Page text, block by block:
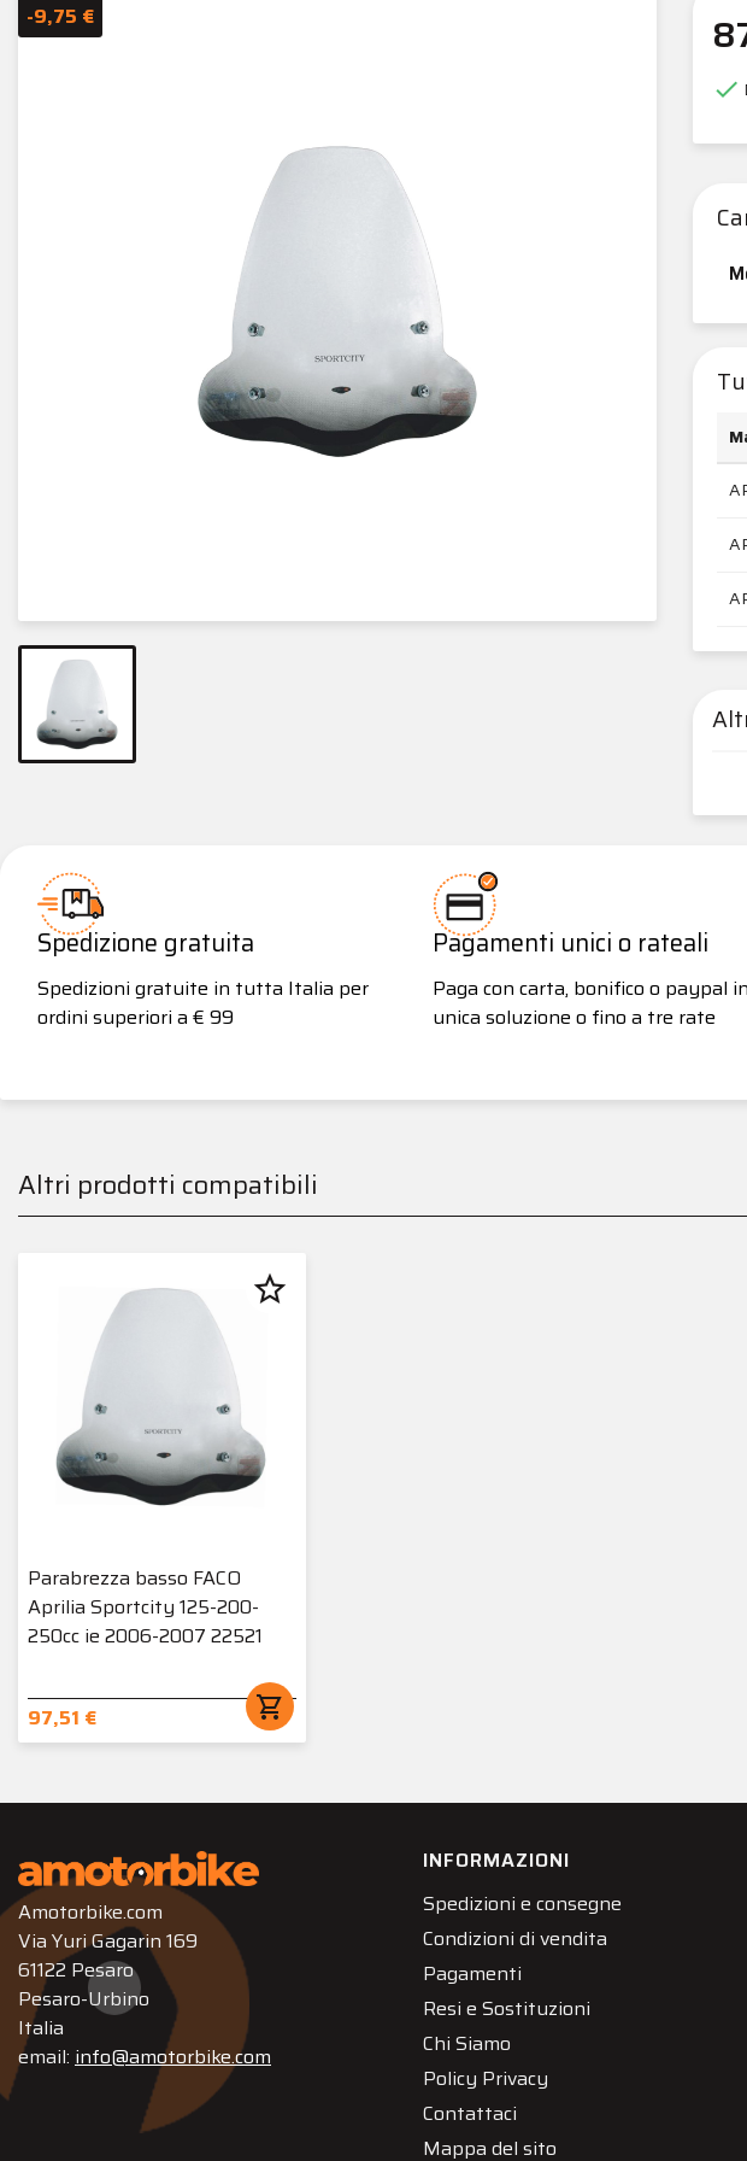
-9,75 €

Spedizione gratuita
Spedizioni gratuite in tutta Italia per
ordini superiori a € 99
Pagamenti unici o rateali
Paga con carta, bonifico o paypal in
unica soluzione o fino a tre rate
Altri prodotti compatibili
Parabrezza basso FACO
Aprilia Sportcity 125-200-
250cc ie 2006-2007 22521
97,51 € shopping_cart
star_border
Amotorbike.com
Via Yuri Gagarin 169
61122 Pesaro
Pesaro-Urbino
Italia
email: info@amotorbike.com
INFORMAZIONI
Spedizioni e consegne
Condizioni di vendita
Pagamenti
Resi e Sostituzioni
Chi Siamo
Policy Privacy
Contattaci
Mappa del sito